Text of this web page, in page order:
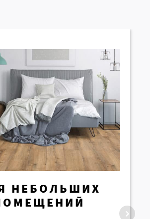
НЕБОЛЬШИХ
БОЛЬШИХ